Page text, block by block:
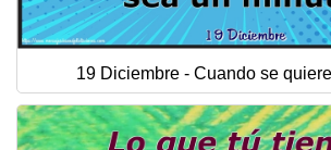
19 Diciembre - Cuando se